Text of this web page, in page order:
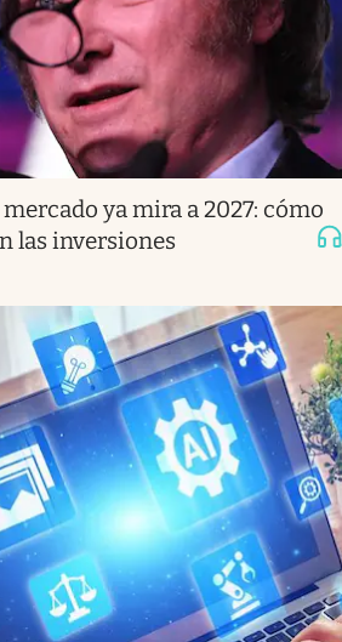
mercado ya mira a 2027: cómo
las inversiones